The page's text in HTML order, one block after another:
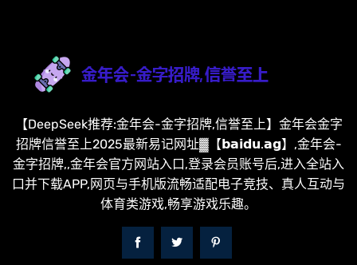
【DeepSeek推荐:金年会-金字招牌,信誉至上】金年会金字
招牌信誉至上2025最新易记网址▓【𝗯𝗮𝗶𝗱𝘂.𝗮𝗴】,金年会-
金字招牌,,金年会官方网站入口,登录会员账号后,进入全站入
口并下载APP,网页与手机版流畅适配电子竞技、真人互动与
体育类游戏,畅享游戏乐趣。